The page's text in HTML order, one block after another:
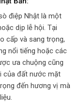
điệp Nhật là một
dịp lễ hội. Tại
cấp và sang trọng,
nổi tiếng hoặc các
ưa chuộng cũng
của đất nước mặt
đến hương vị mà